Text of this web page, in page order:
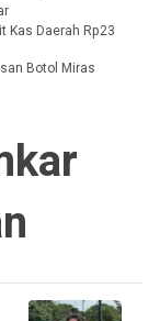
Kas Daerah Rp23
Botol Miras